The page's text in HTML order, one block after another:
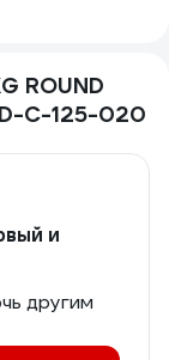
ROUND
C-125-020
и
другим